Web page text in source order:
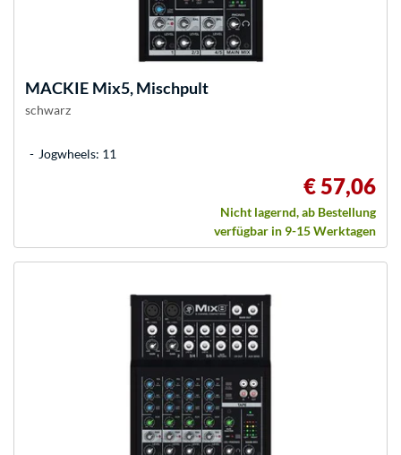
MACKIE Mix5, Mischpult
schwarz
Jogwheels: 11
€ 57,06
Nicht lagernd, ab Bestellung
verfügbar in 9-15 Werktagen